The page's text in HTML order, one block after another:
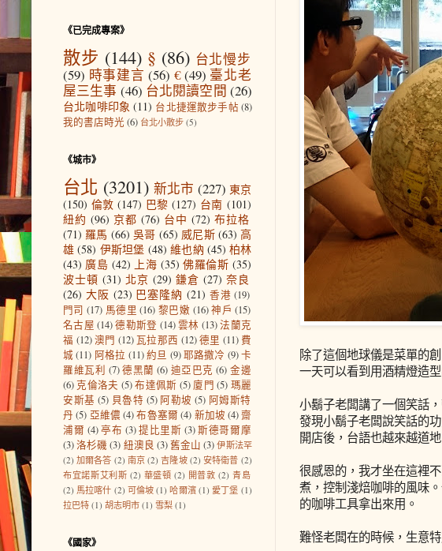
除了這個地球儀是菜單的
一天可以看到用酒精燈造型
小鬍子老闆講了一個笑話
發現小鬍子老闆說笑話的
開店後，台語也越來越道地
很感恩的，我才坐在這裡
煮，控制淺焙咖啡的風味
的咖啡工具拿出來用。
難怪老闆在的時候，生意特
《已完成專案》
散步 (144) § (86) 台北慢步
(59) 時事建言 (56) € (49) 臺北老
屋三生事 (46) 台北閱讀空間 (26)
台北咖啡印象 (11) 台北捷運散步手帖 (8)
我的書店時光 (6) 台北小散步 (5)
《城市》
台北 (3201) 新北市 (227) 東京
(150) 倫敦 (147) 巴黎 (127) 台南 (101)
紐約 (96) 京都 (76) 台中 (72) 布拉格
(71) 羅馬 (66) 吳哥 (65) 威尼斯 (63) 高
雄 (58) 伊斯坦堡 (48) 維也納 (45) 柏林
(43) 廣島 (42) 上海 (35) 佛羅倫斯 (35)
波士頓 (31) 北京 (29) 鎌倉 (27) 奈良
(26) 大阪 (23) 巴塞隆納 (21) 香港 (19)
門司 (17) 馬德里 (16) 黎巴嫩 (16) 神戶 (15)
名古屋 (14) 德勒斯登 (14)雲林 (13)法蘭克
福 (12) 澳門 (12)瓦拉那西 (12) 德里 (11) 費
城 (11) 阿格拉 (11)約旦 (9) 耶路撒冷 (9)卡
羅維瓦利 (7) 德黑蘭 (6) 迪亞巴克 (6) 金邊
(6) 克倫洛夫 (5)布達佩斯 (5) 廈門 (5) 瑪麗
安斯基 (5) 貝魯特 (5) 阿勒坡 (5) 阿姆斯特
丹 (5) 亞維儂 (4) 布魯塞爾 (4) 新加坡 (4) 齋
浦爾 (4) 亭布 (3) 提比里斯 (3) 斯德哥爾摩
(3)洛杉磯 (3) 紐澳良 (3)舊金山 (3) 伊斯法罕
(2) 加爾各答 (2) 南京 (2) 吉隆坡 (2) 安特衛普 (2)
布宜諾斯艾利斯 (2) 華盛頓 (2) 開普敦 (2) 青島
(2) 馬拉喀什 (2) 可倫坡 (1) 哈爾濱 (1) 愛丁堡 (1)
拉巴特 (1) 胡志明市 (1) 雪梨 (1)
《國家》